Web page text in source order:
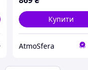
Купити
AtmoSfera